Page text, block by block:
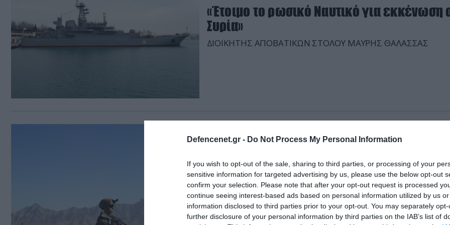
Defencenet.gr - Do Not Process My Personal Information
If you wish to opt-out of the sale, sharing to third parties, or processing of your
sensitive information for targeted advertising by us, please use the below opt-out
confirm your selection. Please note that after your opt-out request is processed
continue seeing interest-based ads based on personal information utilized by us
information disclosed to third parties prior to your opt-out. You may separately
further disclosure of your personal information by third parties on the IAB’s list of
«Έτοιμο το ρωσικό Ναυτικό για εκκένωση
Συρία»
ΔΙΟΙΚΗΤΗΣ ΑΠΟΒΑΤΙΚΩΝ ΣΤΟΛΟΥ ΜΑΥΡΗΣ ΘΑΛΑΣΣΑΣ
3 Βρετανοί στρατιώτες νεκροί σε έκρηξη
Nότιο Αφγανιστάν
Το βρετανικό υπουργείο Άμυνας ανακοίνωσε ότι 3 βρετανοί
στρατιώτες της δύναμης του ΝΑΤΟ σκοτώθηκαν σε έκρηξη
νότιο Αφγανιστάν. Πρόκειται για την πλέον αιματηρή
εναντίον των βρετανικών στρατευμάτων εδώ και